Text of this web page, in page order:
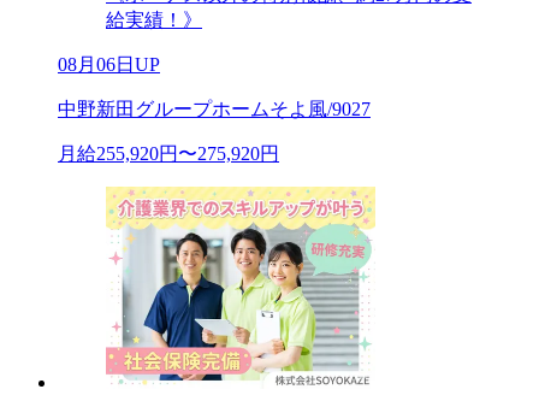
給実績！》
08月06日UP
中野新田グループホームそよ風/9027
月給255,920円〜275,920円